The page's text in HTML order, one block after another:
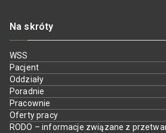
Na skróty
WSS
Pacjent
Oddziały
Poradnie
Pracownie
Oferty pracy
RODO – informacje związane z